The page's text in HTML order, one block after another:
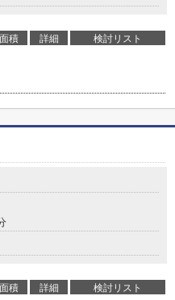
面積 詳細 検討リスト
面積 詳細 検討リスト